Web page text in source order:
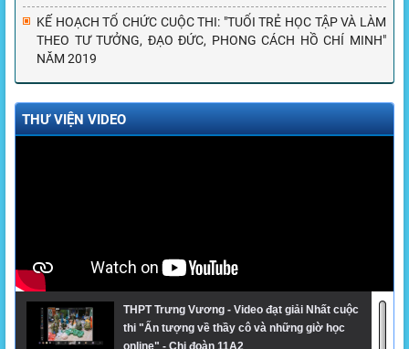
KẾ HOẠCH TỔ CHỨC CUỘC THI: "TUỔI TRẺ HỌC TẬP VÀ LÀM
THEO TƯ TƯỞNG, ĐẠO ĐỨC, PHONG CÁCH HỒ CHÍ MINH"
NĂM 2019
THƯ VIỆN VIDEO
THPT Trưng Vương - Video đạt giải Nhất cuộc
thi "Ấn tượng về thầy cô và những giờ học
online" - Chi đoàn 11A2